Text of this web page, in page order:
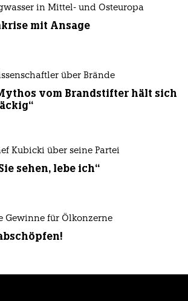
in Mittel- und Osteuropa
mit Ansage
über Brände
vom Brandstifter hält sich
Kubicki über seine Partei
sehen, lebe ich“
Gewinne für Ölkonzerne